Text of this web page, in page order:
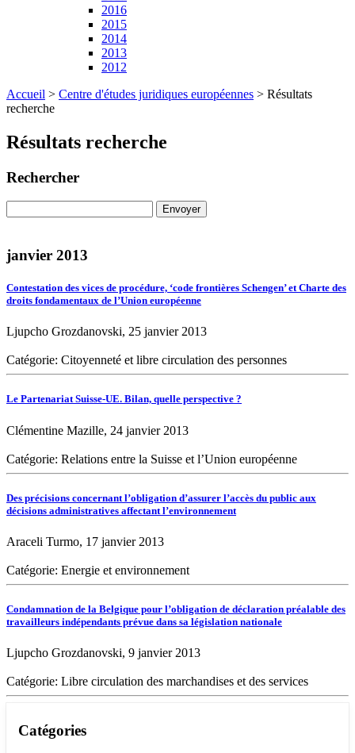
2016
2015
2014
2013
2012
Accueil > Centre d'études juridiques européennes > Résultats
recherche
Résultats recherche
Rechercher
janvier 2013
Contestation des vices de procédure, ‘code frontières Schengen’ et Charte des
droits fondamentaux de l’Union européenne
Ljupcho Grozdanovski, 25 janvier 2013
Catégorie: Citoyenneté et libre circulation des personnes
Le Partenariat Suisse-UE. Bilan, quelle perspective ?
Clémentine Mazille, 24 janvier 2013
Catégorie: Relations entre la Suisse et l’Union européenne
Des précisions concernant l’obligation d’assurer l’accès du public aux
décisions administratives affectant l’environnement
Araceli Turmo, 17 janvier 2013
Catégorie: Energie et environnement
Condamnation de la Belgique pour l’obligation de déclaration préalable des
travailleurs indépendants prévue dans sa législation nationale
Ljupcho Grozdanovski, 9 janvier 2013
Catégorie: Libre circulation des marchandises et des services
Catégories